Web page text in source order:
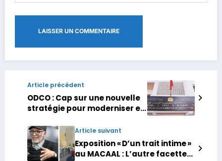
Article précédent
ODCO : Cap sur une nouvelle
stratégie pour moderniser et
coopératif Article suivant
Exposition « D’un trait intime »
au MACAAL : L’autre facette